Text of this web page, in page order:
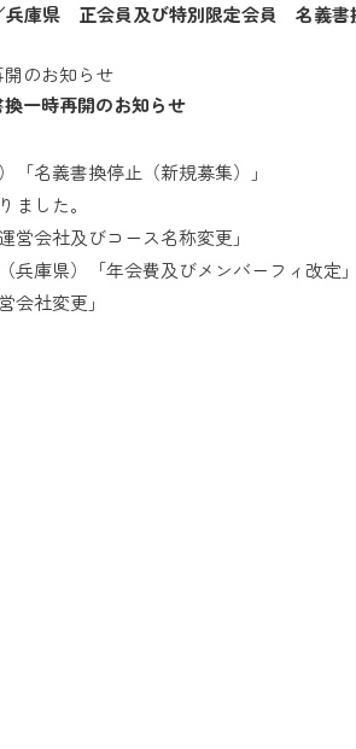
兵庫県 正会員及び特別限定会員 名義書
一時再開のお知らせ
名義書換停止（新規募集）」
した。
営会社及びコース名称変更」
庫県）「年会費及びメンバーフィ改定」
会社変更」